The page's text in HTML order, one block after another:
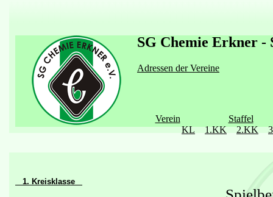
SG Chemie Erkner -
Adressen der Vereine
Verein
Staffel
KL
1.KK 2.KK
1. Kreisklasse